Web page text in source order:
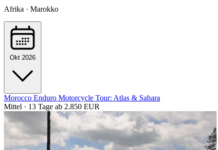
Afrika · Marokko
Okt 2026
Morocco Enduro Motorcycle Tour: Atlas & Sahara
Mittel · 13 Tage ab 2.850 EUR